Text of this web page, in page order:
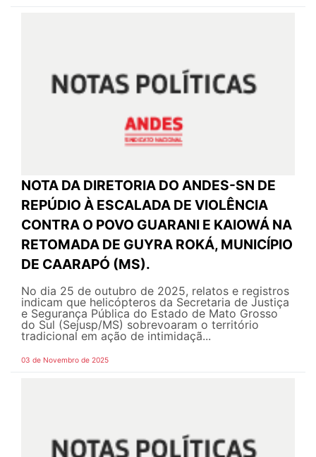
NOTA DA DIRETORIA DO ANDES-SN DE
REPÚDIO À ESCALADA DE VIOLÊNCIA
CONTRA O POVO GUARANI E KAIOWÁ NA
RETOMADA DE GUYRA ROKÁ, MUNICÍPIO
DE CAARAPÓ (MS).
No dia 25 de outubro de 2025, relatos e registros
indicam que helicópteros da Secretaria de Justiça
e Segurança Pública do Estado de Mato Grosso
do Sul (Sejusp/MS) sobrevoaram o território
tradicional em ação de intimidaçã...
03 de Novembro de 2025